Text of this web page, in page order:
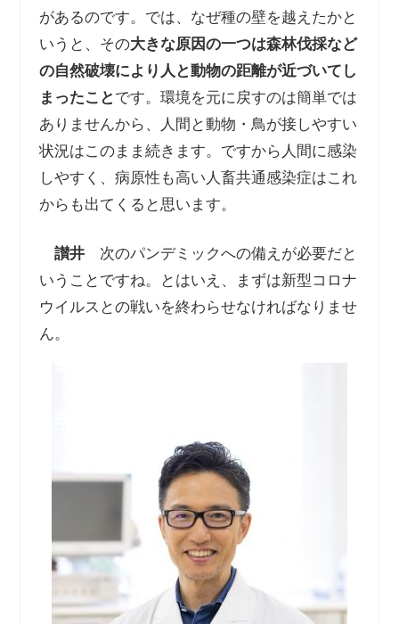
があるのです。では、なぜ種の壁を越えたかと
いうと、その大きな原因の一つは森林伐採など
の自然破壊により人と動物の距離が近づいてし
まったこと です。環境を元に戻すのは簡単では
ありませんから、人間と動物・鳥が接しやすい
状況はこのまま続きます。ですから人間に感染
しやすく、病原性も高い人畜共通感染症はこれ
からも出てくると思います。
讃井次のパンデミックへの備えが必要だと
いうことですね。とはいえ、まずは新型コロナ
ウイルスとの戦いを終わらせなければなりませ
ん。